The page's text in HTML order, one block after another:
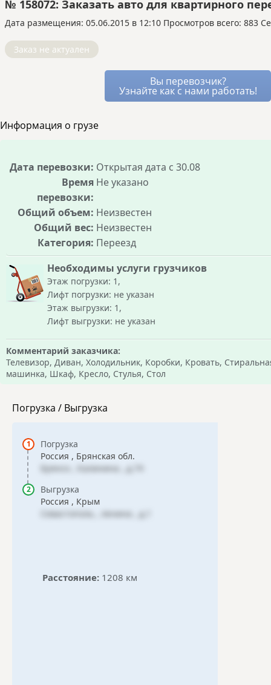
с AI-ассистентом.
машину.
автоматически, и вы оцениваете его работу
только постфактум.
предлагают вам условия через встроенный
мессенджер. Вы видите все варианты и
можете выбирать лучший, устраивая
Благодаря этому стоимость услуг остаётся
как все условия сделки известны заранее.
Перевозка попутной машиной или догрузом
означает, что основная перевозка уже
оставшиеся свободные места в том же
Это позволяет перевозчику снизить для вас
цену, так как его расходы уже частично
покрыты. Вы получаете надёжный транспорт и
№ 158072: Заказать авто для квартирного
Дата размещения: 05.06.2015 в 12:10 Просмотров всего: 883
Заказ не актуален
Вы перевозчик?
Узнайте как с нами работать!
Информация о грузе
Дата перевозки: Открытая дата c 30.08
Время
перевозки:
Не указано
Общий объем: Неизвестен
Общий вес: Неизвестен
Категория: Переезд
Необходимы услуги грузчиков
Этаж погрузки: 1,
Лифт погрузки: не указан
Этаж выгрузки: 1,
Лифт выгрузки: не указан
Комментарий заказчика:
Телевизор, Диван, Холодильник, Коробки, Кровать,
машинка, Шкаф, Кресло, Стулья, Стол
Погрузка / Выгрузка
Погрузка
Россия , Брянская обл.
Брянск , Калинина , д.74
Выгрузка
Россия , Крым
Севастополь , ленина , д.1
Расстояние: 1208 км